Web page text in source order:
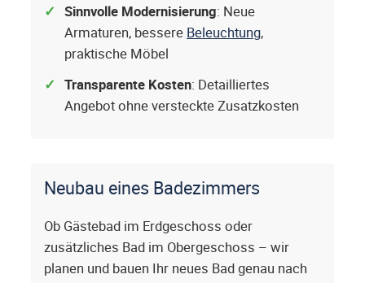
Sinnvolle Modernisierung: Neue
Armaturen, bessere Beleuchtung,
praktische Möbel
Transparente Kosten: Detailliertes
Angebot ohne versteckte Zusatzkosten
Neubau eines Badezimmers
Ob Gästebad im Erdgeschoss oder
zusätzliches Bad im Obergeschoss – wir
planen und bauen Ihr neues Bad genau nach